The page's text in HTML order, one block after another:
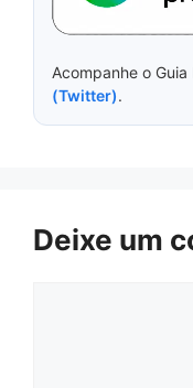
Acompanhe o
(Twitter).
Deixe um